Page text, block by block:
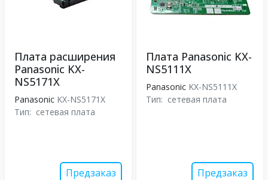
Плата расширения
Panasonic KX-
NS5171X
Panasonic KX-NS5171X
Тип: сетевая плата
Предзаказ
Плата Panasonic KX-
NS5111X
Panasonic KX-NS5111X
Тип: сетевая плата
Предзаказ